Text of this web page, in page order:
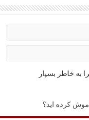
به خاطر بسپار
کرده اید؟